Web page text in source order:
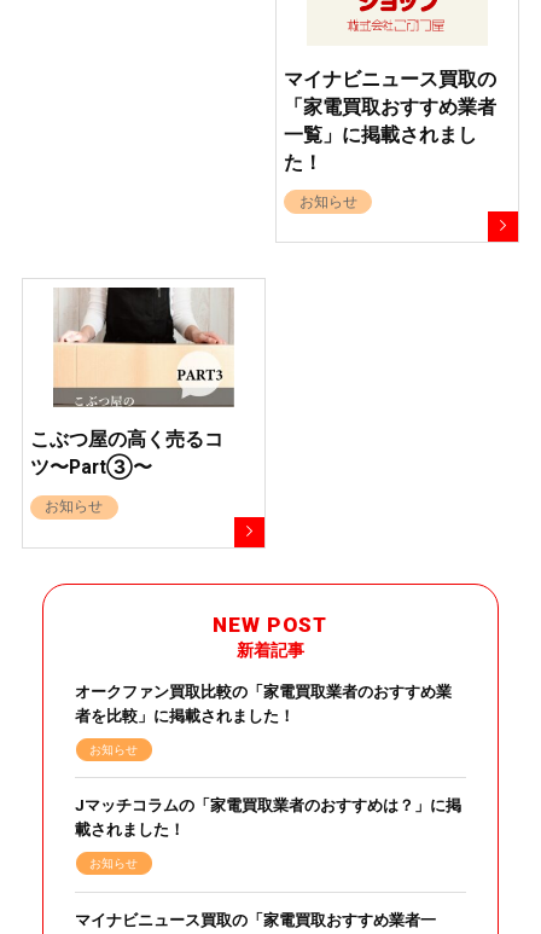
マイナビニュース買取の
「家電買取おすすめ業者
一覧」に掲載されまし
た！
お知らせ
こぶつ屋の高く売るコ
ツ〜Part③〜
お知らせ
NEW POST
新着記事
オークファン買取比較の「家電買取業者のおすすめ業
者を比較」に掲載されました！
お知らせ
Jマッチコラムの「家電買取業者のおすすめは？」に掲
載されました！
お知らせ
マイナビニュース買取の「家電買取おすすめ業者一